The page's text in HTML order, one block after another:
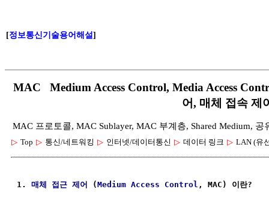
[정보통신기술용어해설]
MAC Medium Access Control, Media Access
어, 매체 접속 제
MAC 프로토콜, MAC Sublayer, MAC 부계층, Shared Medium, 공
▷ Top ▷ 통신/네트워킹 ▷ 인터넷/데이터통신 ▷ 데이터 링크 ▷ LAN (유
1. 매체 접근 제어 (Medium Access Control , MAC) 이란?